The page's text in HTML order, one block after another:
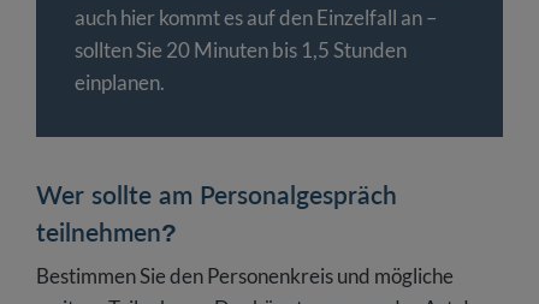
auch hier kommt es auf den Einzelfall an –
sollten Sie 20 Minuten bis 1,5 Stunden
einplanen.
Wer sollte am Personalgespräch
teilnehmen?
Bestimmen Sie den Personenkreis und mögliche